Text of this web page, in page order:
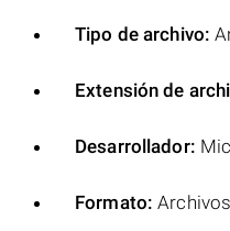
Tipo de archivo:
Extensión de
Desarrollador:
Formato: